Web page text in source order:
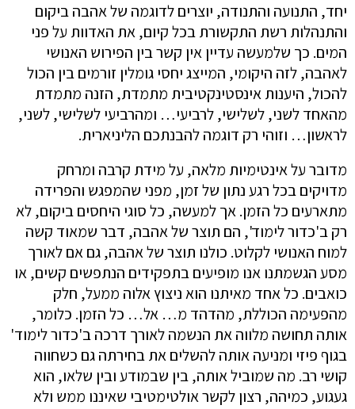
יחד, התנועה והתנודה, יוצרים לדוגמה של אהבה ביקום
והתנהלות רשת התקשורת בכל קיום, את האדוות על פני
המים. כך שלמעשה עדיין אין קשר בין הפירוש האנושי
לאהבה, לזה היקומי, המייצג יחסי גומלין זורמים בין הכול
להכול, היענות אינסטינקטיבית מתמדת, הזנה מתמדת
מהאחד לשני, לשלישי, לרביעי… ומהרביעי לשלישי, לשני,
לראשון… וזוהי רק דוגמה להבנתכם הליניארית.
מדובר על אינטימיות מלאה, על מידת קרבה ומרחק
מדויקים בכל רגע נתון של זמן, מפני שהמפגש והפרידה
מתארעים כל הזמן. אך למעשה, כל סוגי היחסים ביקום, לא
רק ב'כדור לימוד', הם תוצר של אהבה, דבר שמאוד קשה
למוח האנושי לקלוט. כולנו תוצר של אהבה, גם אם לאורך
מסע הגשמתנו אנו מופיעים בתפקידים הנתפשים קשים, או
כואבים. כל אחד מאיתנו הוא ניצוץ אלוה ממעל, חלק
מהפעימה הכוללת, מהדהד מ… אל… כל הזמן. כלומר,
אותה תחושה מלווה את הנשמה לאורך דרכה ב'כדור לימוד'
בגוף פיזי ומניעה אותה להשלים את בחירתה גם כשחווה
קושי רב. מה שמוביל אותה, בין שבמודע ובין שלאו, הוא
געגוע, כמיהה, רצון לקשר אולטימטיבי שאיננו ממש ולא